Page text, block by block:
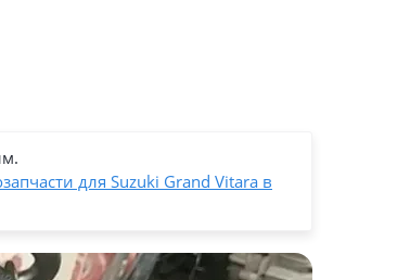
для Suzuki Grand Vitara в